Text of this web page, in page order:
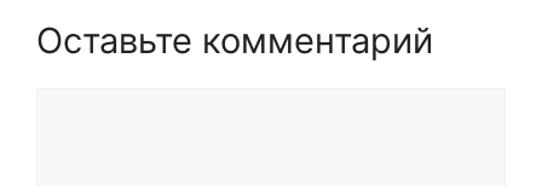
Оставьте комментарий